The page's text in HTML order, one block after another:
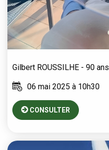
Gilbert ROUSSILHE - 90 ans
06 mai 2025 à 10h30
CONSULTER